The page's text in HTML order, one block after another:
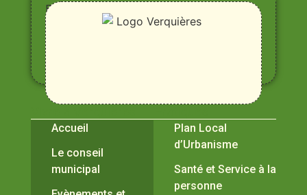
Entre
Rhône,
Alpilles
et
Durance
Accueil
Le conseil
municipal
Plan Local
d’Urbanisme
Santé et Service à la
personne